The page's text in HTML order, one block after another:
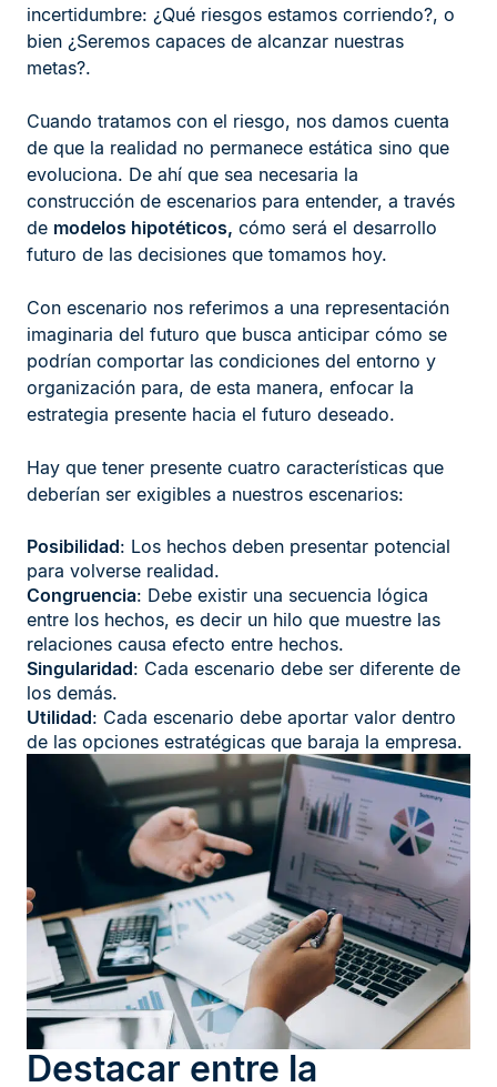
incertidumbre: ¿Qué riesgos estamos corriendo?, o
bien ¿Seremos capaces de alcanzar nuestras
metas?.
Cuando tratamos con el riesgo, nos damos cuenta
de que la realidad no permanece estática sino que
evoluciona. De ahí que sea necesaria la
construcción de escenarios para entender, a través
de modelos hipotéticos, cómo será el desarrollo
futuro de las decisiones que tomamos hoy.
Con escenario nos referimos a una representación
imaginaria del futuro que busca anticipar cómo se
podrían comportar las condiciones del entorno y
organización para, de esta manera, enfocar la
estrategia presente hacia el futuro deseado.
Hay que tener presente cuatro características que
deberían ser exigibles a nuestros escenarios:
Posibilidad: Los hechos deben presentar potencial
para volverse realidad.
Congruencia: Debe existir una secuencia lógica
entre los hechos, es decir un hilo que muestre las
relaciones causa efecto entre hechos.
Singularidad: Cada escenario debe ser diferente de
los demás.
Utilidad: Cada escenario debe aportar valor dentro
de las opciones estratégicas que baraja la empresa.
Destacar entre la